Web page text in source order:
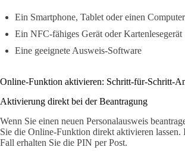
Ein Smartphone, Tablet oder einen Computer
Ein NFC-fähiges Gerät oder Kartenlesegerät
Eine geeignete Ausweis-Software
Online-Funktion aktivieren: Schritt-für-Schritt-
Aktivierung direkt bei der Beantragung
Wenn Sie einen neuen Personalausweis
Sie die Online-Funktion direkt aktivieren lassen.
Fall erhalten Sie die PIN per Post.